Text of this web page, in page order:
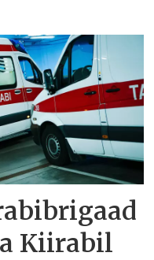
Kiirabil